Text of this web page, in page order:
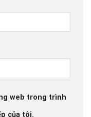
web trong trình
của tôi.